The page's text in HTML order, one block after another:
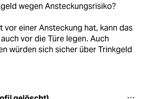
wegen Ansteckungsrisiko?
vor einer Ansteckung hat, kann das
vor die Türe legen. Auch
würden sich sicher über Trinkgeld